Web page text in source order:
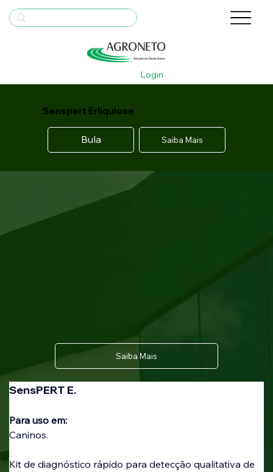
Login
Senspert Erliquiose
Bula Saiba Mais
SensPERT E.
Para uso em:
Caninos.
Kit de diagnóstico rápido para detecção qualitativa de
Saiba Mais